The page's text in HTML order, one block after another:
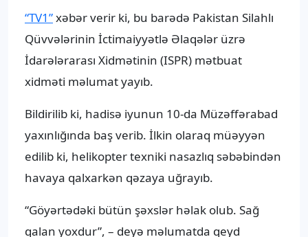
“TV1”xəbər verir ki, bu barədə Pakistan Silahlı
Qüvvələrinin İctimaiyyətlə Əlaqələr üzrə
İdarələrarası Xidmətinin (ISPR) mətbuat
xidməti məlumat yayıb.
Bildirilib ki, hadisə iyunun 10-da Müzəffərabad
yaxınlığında baş verib. İlkin olaraq müəyyən
edilib ki, helikopter texniki nasazlıq səbəbindən
havaya qalxarkən qəzaya uğrayıb.
“Göyərtədəki bütün şəxslər həlak olub. Sağ
qalan yoxdur”, – deyə məlumatda qeyd